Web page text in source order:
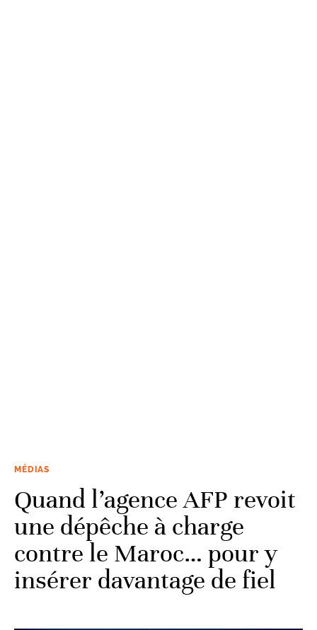
MÉDIAS
Quand l’agence AFP revoit
une dépêche à charge
contre le Maroc… pour y
insérer davantage de fiel